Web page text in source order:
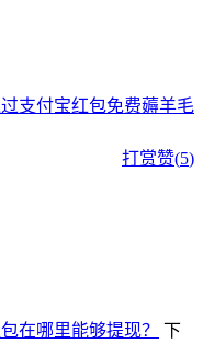
支付宝红包免费薅羊毛
打赏赞(5)
在哪里能够提现？
下